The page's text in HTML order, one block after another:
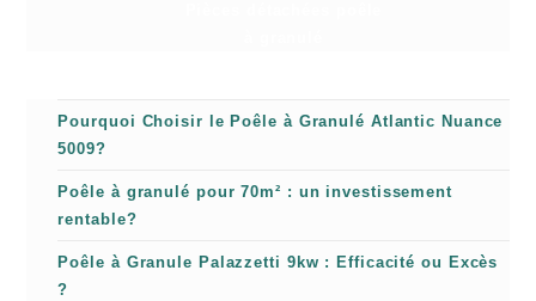
Pourquoi Choisir le Poêle à Granulé Atlantic Nuance
5009?
Poêle à granulé pour 70m² : un investissement
rentable?
Poêle à Granule Palazzetti 9kw : Efficacité ou Excès
?